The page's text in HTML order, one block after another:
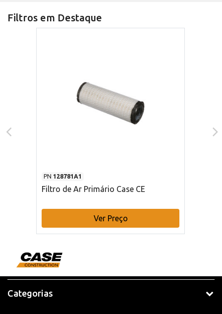
Filtros em Destaque
PN 128781A1
Filtro de Ar Primário Case CE
Ver Preço
Categorias